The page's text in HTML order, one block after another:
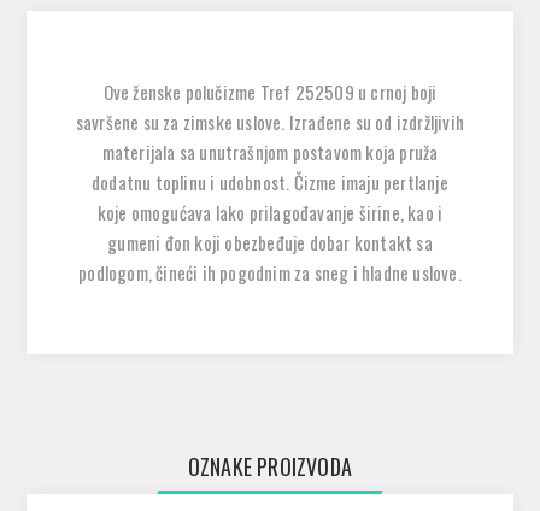
Ove ženske polučizme Tref 252509 u crnoj boji
savršene su za zimske uslove. Izrađene su od izdržljivih
materijala sa unutrašnjom postavom koja pruža
dodatnu toplinu i udobnost. Čizme imaju pertlanje
koje omogućava lako prilagođavanje širine, kao i
gumeni đon koji obezbeđuje dobar kontakt sa
podlogom, čineći ih pogodnim za sneg i hladne uslove.
OZNAKE PROIZVODA